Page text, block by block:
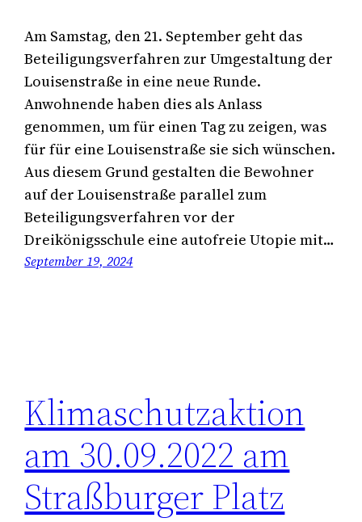
Am Samstag, den 21. September geht das
Beteiligungsverfahren zur Umgestaltung der
Louisenstraße in eine neue Runde.
Anwohnende haben dies als Anlass
genommen, um für einen Tag zu zeigen, was
für für eine Louisenstraße sie sich wünschen.
Aus diesem Grund gestalten die Bewohner
auf der Louisenstraße parallel zum
Beteiligungsverfahren vor der
Dreikönigsschule eine autofreie Utopie mit…
September 19, 2024
Klimaschutzaktion
am 30.09.2022 am
Straßburger Platz